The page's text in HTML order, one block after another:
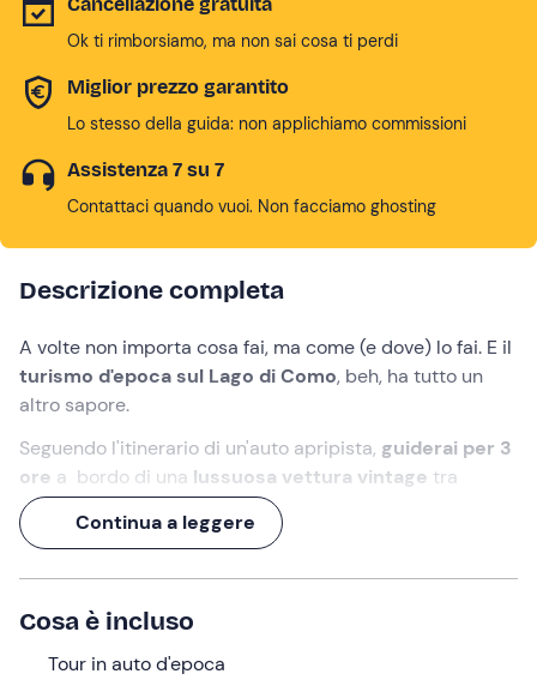
Ok ti rimborsiamo, ma non sai cosa ti perdi
Miglior prezzo garantito
Lo stesso della guida: non applichiamo commissioni
Assistenza 7 su 7
Contattaci quando vuoi. Non facciamo ghosting
Descrizione completa
A volte non importa cosa fai, ma come (e dove) lo fai. E il
turismo d'epoca sul Lago di Como, beh, ha tutto un
altro sapore.
Seguendo l'itinerario di un'auto apripista, guiderai per 3
ore a bordo di una lussuosa vettura vintage tra
strade panoramiche, scorci incantati e ville d'altri tempi.
Iltour è guidato, ilcarburante è incluso
sono libere: potrai infatti fermarti in qualsiasi momento
per passeggiare tra i vicoli di qualche
o rilassarti sulle sponde del lago!
Continua a leggere
Cosa è incluso
Tour in auto d'epoca